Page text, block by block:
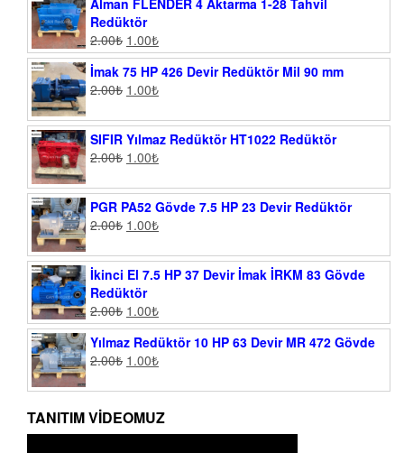
Alman FLENDER 4 Aktarma 1-28 Tahvil
Redüktör
2.00₺ 1.00₺
İmak 75 HP 426 Devir Redüktör Mil 90 mm
2.00₺ 1.00₺
SIFIR Yılmaz Redüktör HT1022 Redüktör
2.00₺ 1.00₺
PGR PA52 Gövde 7.5 HP 23 Devir Redüktör
2.00₺ 1.00₺
İkinci El 7.5 HP 37 Devir İmak İRKM 83 Gövde
Redüktör
2.00₺ 1.00₺
Yılmaz Redüktör 10 HP 63 Devir MR 472 Gövde
2.00₺ 1.00₺
TANITIM VIDEOMUZ